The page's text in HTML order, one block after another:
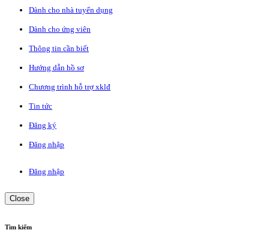
Dành cho nhà tuyển dụng
Dành cho ứng viên
Thông tin cần biết
Hướng dẫn hồ sơ
Chương trình hỗ trợ xklđ
Tin tức
Đăng ký
Đăng nhập
Đăng nhập
Close
Tìm kiếm